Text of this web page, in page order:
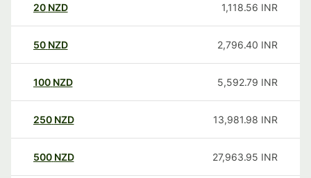
20 NZD 1,118.56 INR
50 NZD 2,796.40 INR
100 NZD 5,592.79 INR
250 NZD 13,981.98 INR
500 NZD 27,963.95 INR